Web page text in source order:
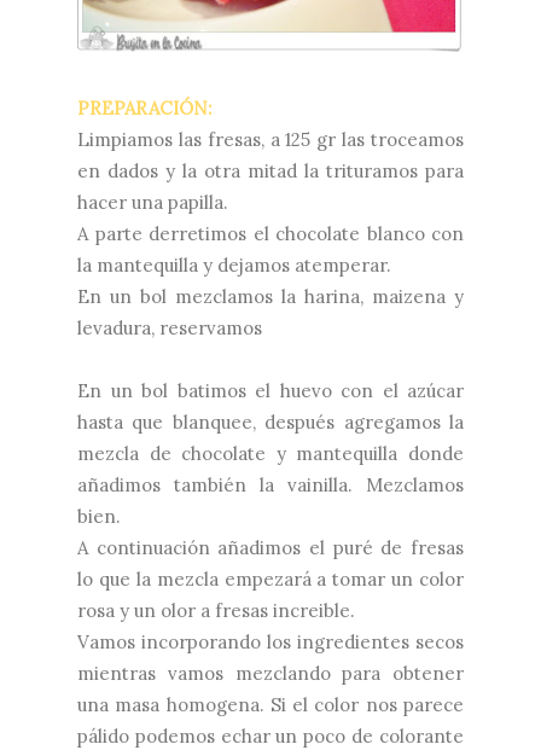
PREPARACIÓN:
Limpiamos las fresas, a 125 gr las troceamos
en dados y la otra mitad la trituramos para
hacer una papilla.
A parte derretimos el chocolate blanco con
la mantequilla y dejamos atemperar.
En un bol mezclamos la harina, maizena y
levadura, reservamos
En un bol batimos el huevo con el azúcar
hasta que blanquee, después agregamos la
mezcla de chocolate y mantequilla donde
añadimos también la vainilla. Mezclamos
bien.
A continuación añadimos el puré de fresas
lo que la mezcla empezará a tomar un color
rosa y un olor a fresas increible.
Vamos incorporando los ingredientes secos
mientras vamos mezclando para obtener
una masa homogena. Si el color nos parece
pálido podemos echar un poco de colorante